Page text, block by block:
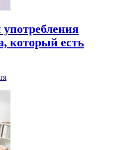
который есть